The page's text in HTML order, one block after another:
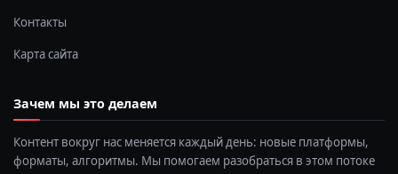
Контакты
Карта сайта
Зачем мы это делаем
Контент вокруг нас меняется каждый день: новые платформы,
форматы, алгоритмы. Мы помогаем разобраться в этом потоке